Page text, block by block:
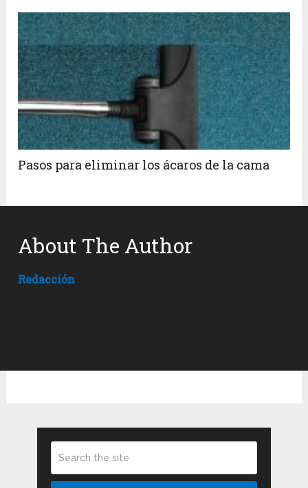
Pasos para eliminar los ácaros de la cama
About The Author
Redacción